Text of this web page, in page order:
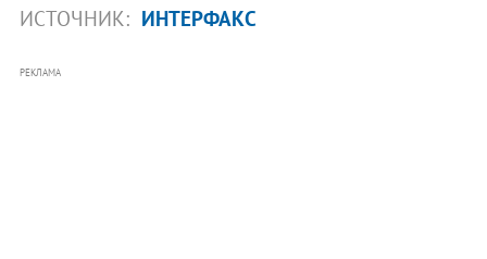
ИСТОЧНИК: ИНТЕРФАКС
РЕКЛАМА